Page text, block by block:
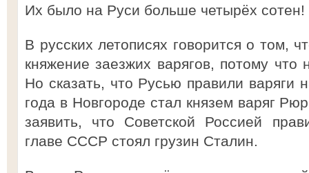
Их было на Руси больше четырёх сотен!
В русских летописях говорится о том,
княжение заезжих варягов, потому что
Но сказать, что Русью правили варяги
года в Новгороде стал князем варяг
заявить, что Советской Россией
главе СССР стоял грузин Сталин.